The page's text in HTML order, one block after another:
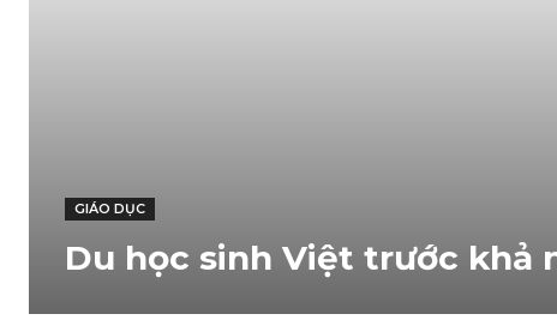
GIÁO DỤC
Du học sinh Việt trước khả